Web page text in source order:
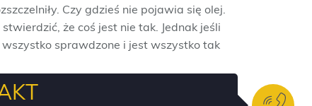
Czy gdzieś nie pojawia się olej.
że coś jest nie tak. Jednak jeśli
sprawdzone i jest wszystko tak
osprzęt roboczy musi być ustawiony